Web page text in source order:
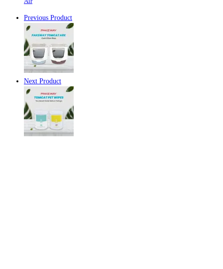
Previous Product
Next Product